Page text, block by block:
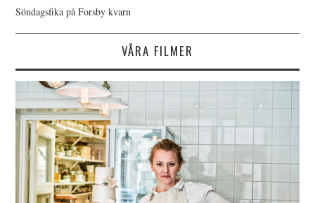
Söndagsfika på Forsby kvarn
VÅRA FILMER